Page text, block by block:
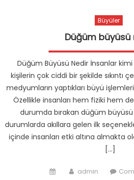
Büyüler
Düğüm büyüsü
Düğüm Büyüsü Nedir İnsanlar
kişilerin çok ciddi bir şekilde sıkıntı
medyumların yaptıkları büyü
Özellikle insanları hem fiziki hem
durumda bırakan düğüm
durumlarda akıllara gelen ilk
içinde insanları etki altına almakta
[…]
PostedAuthor
admin